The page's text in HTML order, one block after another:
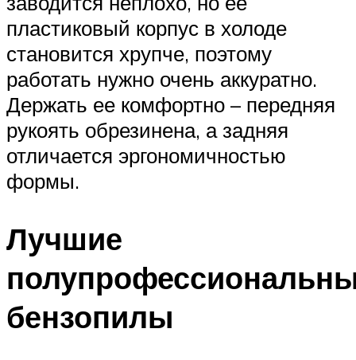
пластиковый корпус в холоде
становится хрупче, поэтому
работать нужно очень аккуратно.
Держать ее комфортно – передняя
рукоять обрезинена, а задняя
отличается эргономичностью
формы.
Лучшие
бензопилы